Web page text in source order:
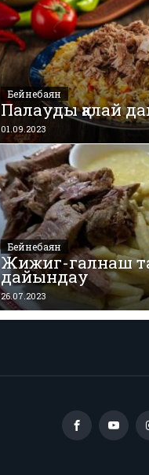
Бейнебаян
Палауды қалай
01.09.2023
Бейнебаян
Жижиг-галнаш
дайындау
26.07.2023